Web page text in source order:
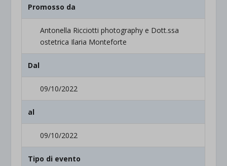
Promosso da
Antonella Ricciotti photography e Dott.ssa
ostetrica Ilaria Monteforte
Dal
09/10/2022
al
09/10/2022
Tipo di evento